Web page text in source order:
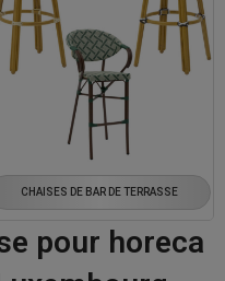
CHAISES DE BAR DE TERRASSE
pour horeca